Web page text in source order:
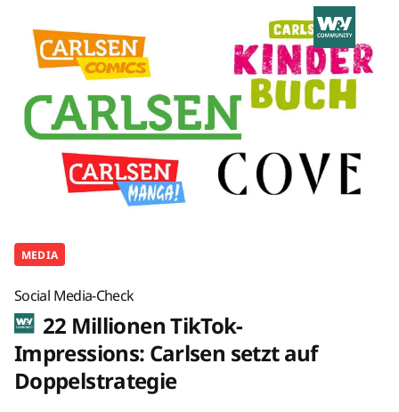
MEDIA
Social Media-Check
22 Millionen TikTok-
Impressions: Carlsen setzt auf
Doppelstrategie